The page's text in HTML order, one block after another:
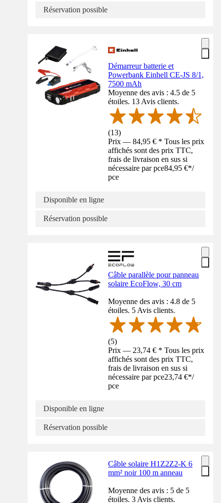
Réservation possible
Démarreur batterie et
Powerbank Einhell CE-JS 8/1,
7500 mAh
Moyenne des avis : 4.5 de 5
étoiles. 13 Avis clients.
(13)
Prix — 84,95 € * Tous les prix
affichés sont des prix TTC,
frais de livraison en sus si
nécessaire par pce84,95 €*/
pce
Disponible en ligne
Réservation possible
Câble parallèle pour panneau
solaire EcoFlow, 30 cm
Moyenne des avis : 4.8 de 5
étoiles. 5 Avis clients.
(5)
Prix — 23,74 € * Tous les prix
affichés sont des prix TTC,
frais de livraison en sus si
nécessaire par pce23,74 €*/
pce
Disponible en ligne
Réservation possible
Câble solaire H1Z2Z2-K 6
mm² noir 100 m anneau
Moyenne des avis : 5 de 5
étoiles. 3 Avis clients.